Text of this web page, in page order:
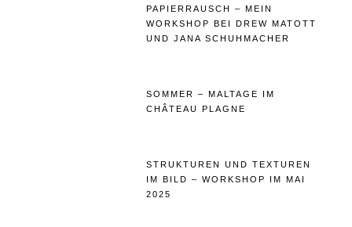
PAPIERRAUSCH – MEIN
WORKSHOP BEI DREW MATOTT
UND JANA SCHUHMACHER
SOMMER – MALTAGE IM
CHÂTEAU PLAGNE
STRUKTUREN UND TEXTUREN
IM BILD – WORKSHOP IM MAI
2025